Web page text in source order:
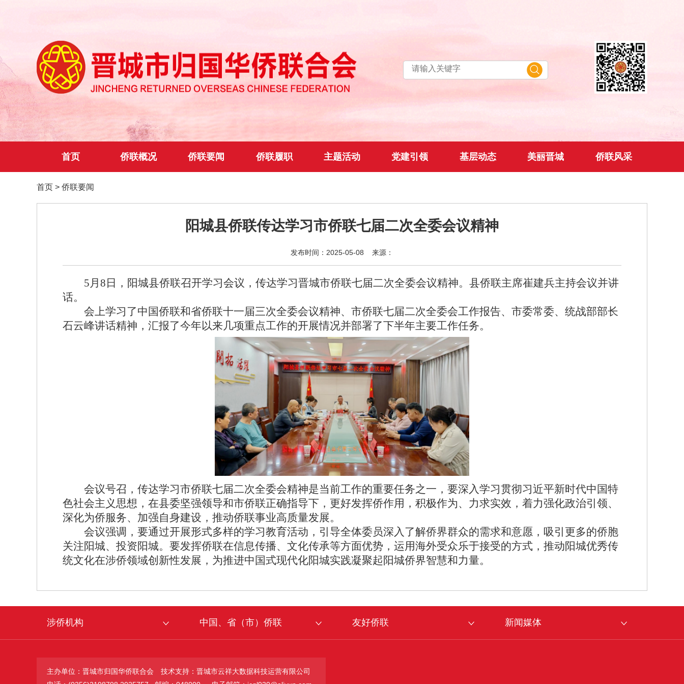
首页 侨联概况 侨联要闻 侨联履职 主题活动 党建引领 基层动态 美丽晋城 侨联风采
首页 > 侨联要闻
阳城县侨联传达学习市侨联七届二次全委会议精神
发布时间：2025-05-08 来源：
5月8日，阳城县侨联召开学习会议，传达学习晋城市侨联七届二次全委会议精神。县侨联主席崔建兵主持会议并讲
话。
会上学习了中国侨联和省侨联十一届三次全委会议精神、市侨联七届二次全委会工作报告、市委常委、统战部部长
石云峰讲话精神，汇报了今年以来几项重点工作的开展情况并部署了下半年主要工作任务。
会议号召，传达学习市侨联七届二次全委会精神是当前工作的重要任务之一，要深入学习贯彻习近平新时代中国特
色社会主义思想，在县委坚强领导和市侨联正确指导下，更好发挥侨作用，积极作为、力求实效，着力强化政治引领、
深化为侨服务、加强自身建设，推动侨联事业高质量发展。
会议强调，要通过开展形式多样的学习教育活动，引导全体委员深入了解侨界群众的需求和意愿，吸引更多的侨胞
关注阳城、投资阳城。要发挥侨联在信息传播、文化传承等方面优势，运用海外受众乐于接受的方式，推动阳城优秀传
统文化在涉侨领域创新性发展，为推进中国式现代化阳城实践凝聚起阳城侨界智慧和力量。
涉侨机构 中国、省（市）侨联 友好侨联 新闻媒体
主办单位：晋城市归国华侨联合会
技术支持：晋城市云祥大数据科技运营有限公司